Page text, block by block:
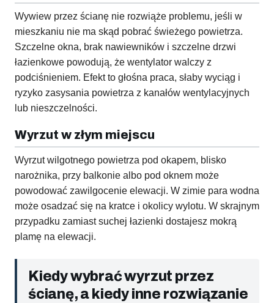
Wywiew przez ścianę nie rozwiąże problemu, jeśli w
mieszkaniu nie ma skąd pobrać świeżego powietrza.
Szczelne okna, brak nawiewników i szczelne drzwi
łazienkowe powodują, że wentylator walczy z
podciśnieniem. Efekt to głośna praca, słaby wyciąg i
ryzyko zasysania powietrza z kanałów wentylacyjnych
lub nieszczelności.
Wyrzut w złym miejscu
Wyrzut wilgotnego powietrza pod okapem, blisko
narożnika, przy balkonie albo pod oknem może
powodować zawilgocenie elewacji. W zimie para wodna
może osadzać się na kratce i okolicy wylotu. W skrajnym
przypadku zamiast suchej łazienki dostajesz mokrą
plamę na elewacji.
Kiedy wybrać wyrzut przez
ścianę, a kiedy inne rozwiązanie